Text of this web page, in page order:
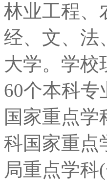
林业工程、
经、文、法
大学。学校
60个本科
国家重点
科国家重点
局重点学科